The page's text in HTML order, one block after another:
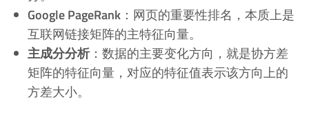
Google PageRank ：网页的重要性排名，本质上是
互联网链接矩阵的主特征向量。
主成分分析：数据的主要变化方向，就是协方差
矩阵的特征向量，对应的特征值表示该方向上的
方差大小。